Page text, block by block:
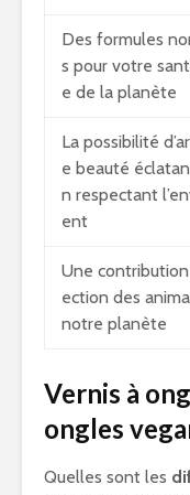
Des formules
s pour votre
e de la planète
La possibilité
e beauté
n respectant
ent
Une
ection des
notre planète
Vernis à
ongles
Quelles sont les